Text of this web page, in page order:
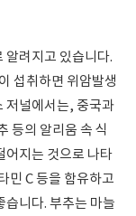
알려지고 있습니다.
섭취하면 위암발생
저널에서는, 중국과
등의 알리움 속 식
어지는 것으로 나타
민 C 등을 함유하고
습니다. 부추는 마늘